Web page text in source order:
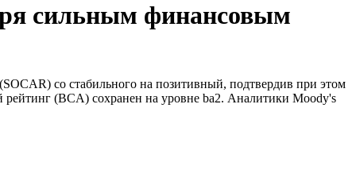
сильным финансовым
со стабильного на позитивный, подтвердив при этом
рейтинг (BCA) сохранен на уровне ba2. Аналитики Moody's